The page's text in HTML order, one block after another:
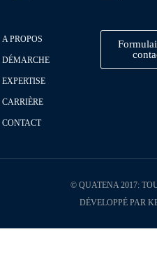
A PROPOS
DÉMARCHE
EXPERTISE
CARRIÈRE
CONTACT
© QUATENA 2017:
DÉVELOPPÉ PAR